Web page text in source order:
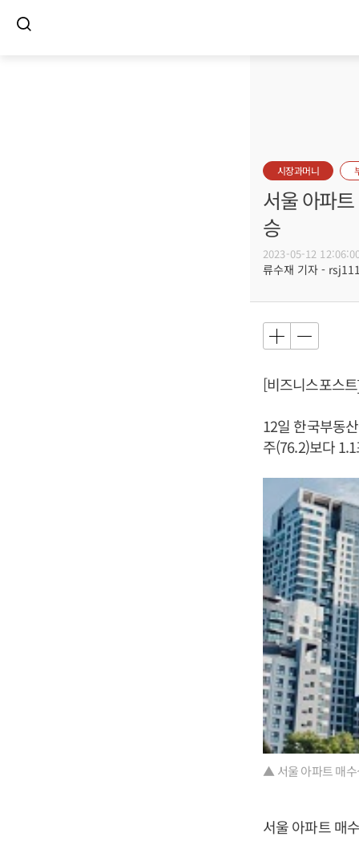
시장과머니
서울 아파
승
2023-05-12
류수재 기자 -
[비즈니스포스
12일 한국부동
주(76.2)보다
▲ 서울 아파트 매수
서울 아파트 매